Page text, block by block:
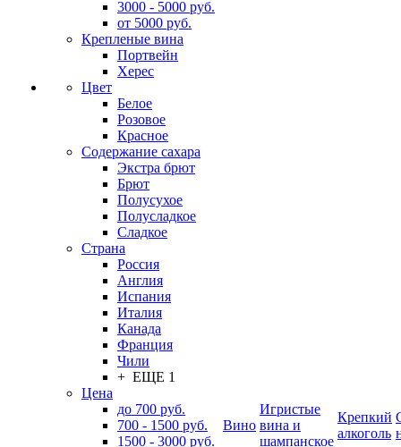
3000 - 5000 руб.
от 5000 руб.
Крепленые вина
Портвейн
Херес
Цвет
Белое
Розовое
Красное
Содержание сахара
Экстра брют
Брют
Полусухое
Полусладкое
Сладкое
Страна
Россия
Англия
Испания
Италия
Канада
Франция
Чили
+ ЕЩЕ 1
Цена
до 700 руб.
700 - 1500 руб.
1500 - 3000 руб.
Вино
Игристые
вина и
шампанское
Крепкий
алкоголь